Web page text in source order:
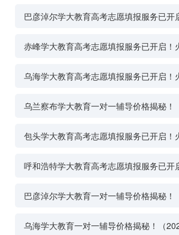
巴彦淖尔学大教育高考志愿填报服务已开
赤峰学大教育高考志愿填报服务已开启！
乌海学大教育高考志愿填报服务已开启！
乌兰察布学大教育一对一辅导价格揭秘！
包头学大教育高考志愿填报服务已开启！
呼和浩特学大教育高考志愿填报服务已开
巴彦淖尔学大教育一对一辅导价格揭秘！
乌海学大教育一对一辅导价格揭秘！（